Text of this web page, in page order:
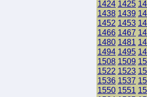
1424 1425
1438 1439
1452 1453
1466 1467
1480 1481
1494 1495
1508 1509
1522 1523
1536 1537
1550 1551